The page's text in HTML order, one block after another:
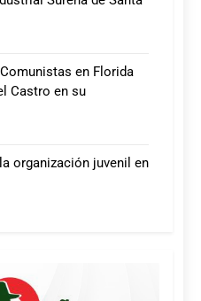
en Florida
Castro en su
organización juvenil en